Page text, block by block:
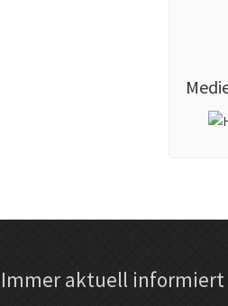
Immer aktuell informiert